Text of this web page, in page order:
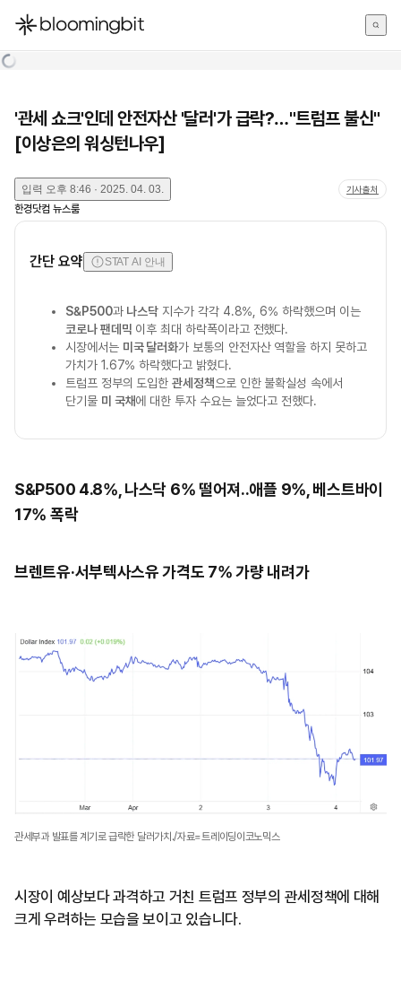
한국어
'관세 쇼크'인데 안전자산 '달러'가 급락?…"트럼프 불신"
[이상은의 워싱턴나우]
입력 오후 8:46 · 2025. 04. 03. 기사출처
한경닷컴 뉴스룸
간단 요약 STAT AI 안내
S&P500과 나스닥 지수가 각각 4.8%, 6% 하락했으며 이는
코로나 팬데믹 이후 최대 하락폭이라고 전했다.
시장에서는 미국 달러화가 보통의 안전자산 역할을 하지 못하고
가치가 1.67% 하락했다고 밝혔다.
트럼프 정부의 도입한관세정책으로 인한 불확실성 속에서
단기물 미 국채에 대한 투자 수요는 늘었다고 전했다.
S&P500 4.8%, 나스닥 6% 떨어져..애플 9%, 베스트바이
17% 폭락
브렌트유·서부텍사스유 가격도 7% 가량 내려가
관세부과 발표를 계기로 급락한 달러가치./자료=트레이딩이코노믹스
시장이 예상보다 과격하고 거친 트럼프 정부의 관세정책에 대해
크게 우려하는 모습을 보이고 있습니다.